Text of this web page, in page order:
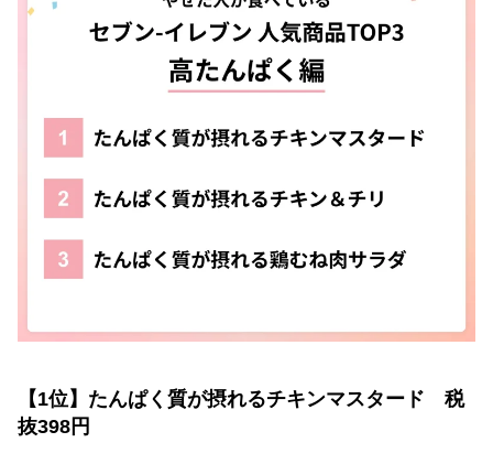
【1位】たんぱく質が摂れるチキンマスタード 税
抜398円